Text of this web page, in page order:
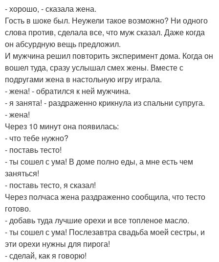
- хорошо, - сказала жена.
Гость в шоке был. Неужели такое возможно? Ни одного
слова против, сделала все, что муж сказал. Даже когда
он абсурдную вещь предложил.
И мужчина решил повторить эксперимент дома. Когда он
вошел туда, сразу услышал смех жены. Вместе с
подругами жена в настольную игру играла.
- жена! - обратился к ней мужчина.
- я занята! - раздраженно крикнула из спальни супруга.
- жена!
Через 10 минут она появилась:
- что тебе нужно?
- поставь тесто!
- ты сошел с ума! В доме полно еды, а мне есть чем
заняться!
- поставь тесто, я сказал!
Через полчаса жена раздраженно сообщила, что тесто
готово.
- добавь туда лучшие орехи и все топленое масло.
- ты сошел с ума! Послезавтра свадьба моей сестры, и
эти орехи нужны для пирога!
- сделай, как я говорю!